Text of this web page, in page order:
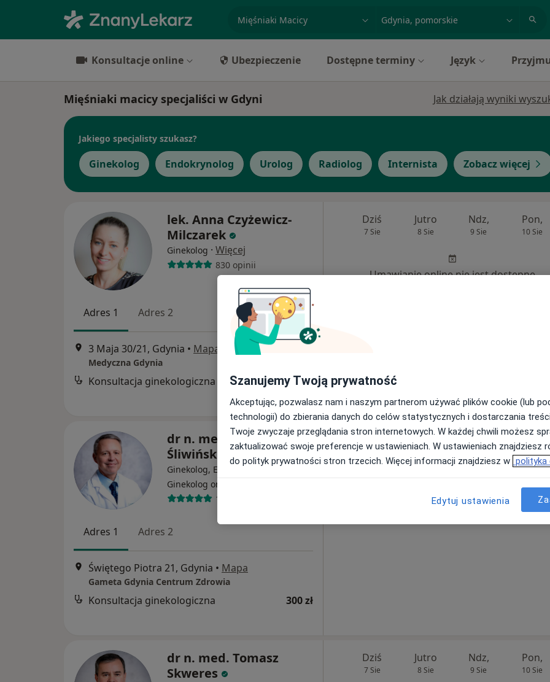
specjalizacja, badanie lub nazwisko
Konsultacje online Ubezpieczenie Dostępne terminy Język
Mięśniaki macicy specjaliści w Gdyni Jak działają wyniki
Jakiego specjalisty szukasz?
Ginekolog Endokrynolog Urolog Radiolog Internista Zobacz więcej
lek. Anna Czyżewicz-
Milczarek
Ginekolog · Więcej
830 opinii
Adres 1 Adres 2
3 Maja 30/21, Gdynia • Mapa
Medyczna Gdynia
Konsultacja ginekologiczna 310 zł
Dziś
7 Sie
Jutro
8 Sie
Ndz,
9 Sie
Pon,
10 Sie
Umawianie online nie jest dostępne
dr n. med. Wojciech
Śliwiński
Ginekolog, Endokrynolog,
Ginekolog onkologiczny
131 opinii
Adres 1 Adres 2
Świętego Piotra 21, Gdynia • Mapa
Gameta Gdynia Centrum Zdrowia
Konsultacja ginekologiczna 300 zł
Dziś
7 Sie
Jutro
8 Sie
Ndz,
9 Sie
Pon,
10 Sie
dr n. med. Tomasz
Skweres
Dziś
7 Sie
Jutro
8 Sie
Ndz,
9 Sie
Pon,
10 Sie
Szanujemy Twoją prywatność
Akceptując, pozwalasz nam i naszym partnerom używać plików cookie (lub
technologii) do zbierania danych do celów statystycznych i dostarczania
Twoje zwyczaje przeglądania stron internetowych. W każdej chwili możesz
zaktualizować swoje preferencje w ustawieniach. W ustawieniach znajdziesz
do polityk prywatności stron trzecich. Więcej informacji znajdziesz w polityka
Edytuj ustawienia